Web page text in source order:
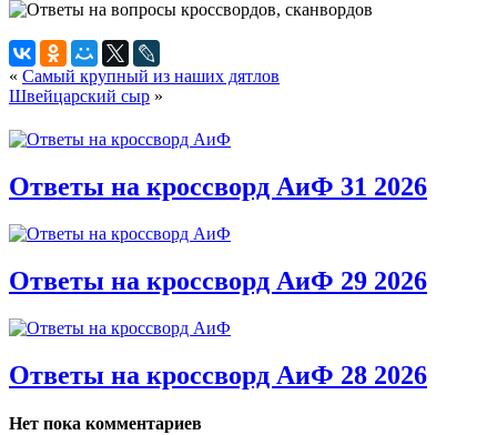
« Самый крупный из наших дятлов
Швейцарский сыр »
Ответы на кроссворд АиФ 31 2026
Ответы на кроссворд АиФ 29 2026
Ответы на кроссворд АиФ 28 2026
Нет пока комментариев